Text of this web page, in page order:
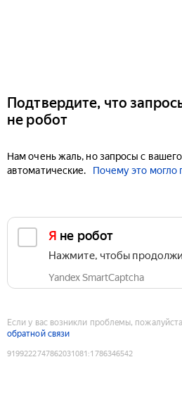
Подтвердите, что
не робот
Нам очень жаль, но запросы с
автоматические.
Почему это могло
Я не робот
Нажмите, чтобы
Yandex SmartCaptcha
Если у вас возникли проблемы,
обратной связи
9199222747862031081 :1786346542